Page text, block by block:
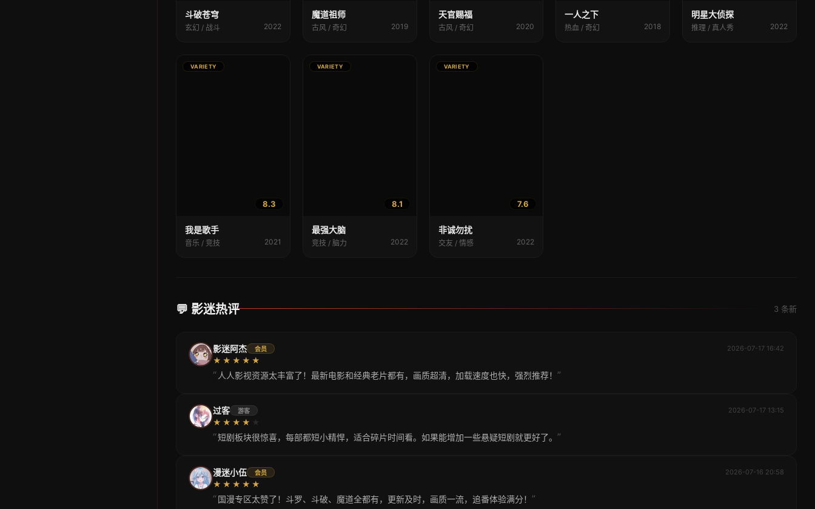
斗破苍穹
玄幻 / 战斗 2022
魔道祖师
古风 / 奇幻 2019
天官赐福
古风 / 奇幻 2020
一人之下
热血 / 奇幻 2018
明星大侦探
推理 / 真人秀 2022
VARIETY
8.3
我是歌手
音乐 / 竞技 2021
VARIETY
8.1
最强大脑
竞技 / 脑力 2022
VARIETY
7.6
非诚勿扰
交友 / 情感 2022
💬 影迷热评 3 条新
影迷阿杰 会员 2026-07-17 16:42
★★★★★
“ 人人影视资源太丰富了！最新电影和经典老片都有，画质超清，加载速度也快，强烈推荐！ ”
过客 游客 2026-07-17 13:15
★★★★ ★
“短剧板块很惊喜，每部都短小精悍，适合碎片时间看。如果能增加一些悬疑短剧就更好了。 ”
漫迷小伍 会员 2026-07-16 20:58
★★★★★
“国漫专区太赞了！斗罗、斗破、魔道全都有，更新及时，画质一流，追番体验满分！ ”